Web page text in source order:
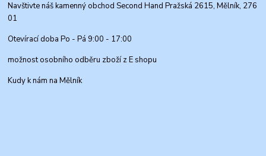
Navštivte náš kamenný obchod Second Hand Pražská 2615, Mělník, 276
01
Otevírací doba Po - Pá 9:00 - 17:00
možnost osobního odběru zboží z E shopu
Kudy k nám na Mělník